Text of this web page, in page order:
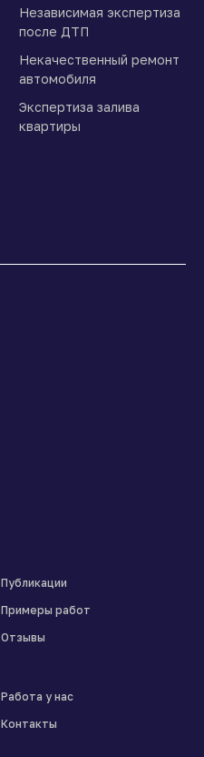
Независимая экспертиза
после ДТП
Некачественный ремонт
автомобиля
Экспертиза залива
квартиры
Публикации
Примеры работ
Отзывы
Работа у нас
Контакты